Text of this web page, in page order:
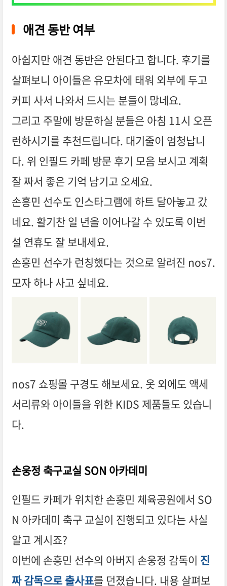
애견 동반 여부
아쉽지만 애견 동반은 안된다고 합니다. 후기를
살펴보니 아이들은 유모차에 태워 외부에 두고
커피 사서 나와서 드시는 분들이 많네요.
그리고 주말에 방문하실 분들은 아침 11시 오픈
런하시기를 추천드립니다. 대기줄이 엄청납니
다. 위 인필드 카페 방문 후기 모음 보시고 계획
잘 짜서 좋은 기억 남기고 오세요.
손흥민 선수도 인스타그램에 하트 달아놓고 갔
네요. 활기찬 일 년을 이어나갈 수 있도록 이번
설 연휴도 잘 보내세요.
손흥민 선수가 런칭했다는 것으로 알려진 nos7.
모자 하나 사고 싶네요.
nos7 쇼핑몰 구경도 해보세요. 옷 외에도 액세
서리류와 아이들을 위한 KIDS 제품들도 있습니
다.
손웅정 축구교실 SON 아카데미
인필드 카페가 위치한 손흥민 체육공원에서 SO
N 아카데미 축구 교실이 진행되고 있다는 사실
알고 계시죠?
이번에 손흥민 선수의 아버지 손웅정 감독이 진
짜 감독으로 출사표를 던졌습니다. 내용 살펴보